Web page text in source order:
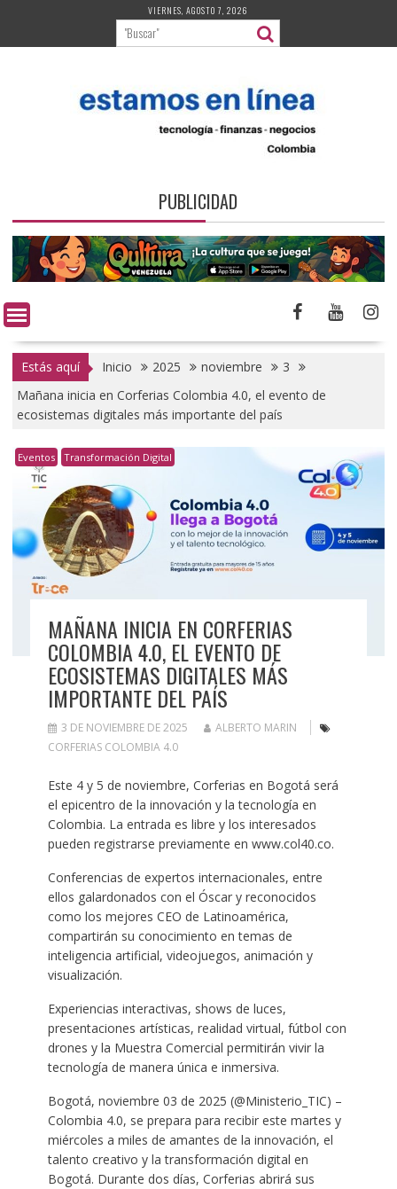
contenido
VIERNES, AGOSTO 7, 2026
PUBLICIDAD
Estás aquí Inicio 2025 noviembre
3
Mañana inicia en Corferias Colombia 4.0, el evento de
ecosistemas digitales más importante del país
Eventos Transformación Digital
MAÑANA INICIA EN CORFERIAS
COLOMBIA 4.0, EL EVENTO DE
ECOSISTEMAS DIGITALES MÁS
IMPORTANTE DEL PAÍS
3 DE NOVIEMBRE DE 2025
ALBERTO MARIN
CORFERIAS COLOMBIA 4.0
Este 4 y 5 de noviembre, Corferias en Bogotá será
el epicentro de la innovación y la tecnología en
Colombia. La entrada es libre y los interesados
pueden registrarse previamente en www.col40.co.
Conferencias de expertos internacionales, entre
ellos galardonados con el Óscar y reconocidos
como los mejores CEO de Latinoamérica,
compartirán su conocimiento en temas de
inteligencia artificial, videojuegos, animación y
visualización.
Experiencias interactivas, shows de luces,
presentaciones artísticas, realidad virtual, fútbol con
drones y la Muestra Comercial permitirán vivir la
tecnología de manera única e inmersiva.
Bogotá, noviembre 03 de 2025 (@Ministerio_TIC) –
Colombia 4.0, se prepara para recibir este martes y
miércoles a miles de amantes de la innovación, el
talento creativo y la transformación digital en
Bogotá. Durante dos días, Corferias abrirá sus